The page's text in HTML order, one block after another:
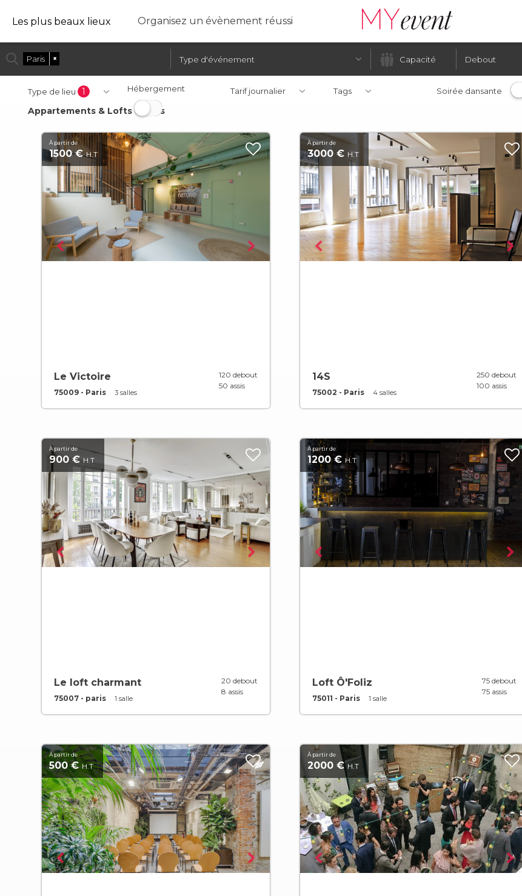
Les plus beaux lieux Organisez un évènement réussi
Paris × Debout
Type de lieu 1 Hébergement Tarif journalier Tags Soirée dansante
Appartements & Lofts à Paris
À partir de
1500 €H.T
Le Victoire
75009 - Paris 3 salles
120 debout
50 assis
À partir de
3000 € H.T
14S
75002 - Paris 4 salles
250 debout
100 assis
À partir de
900 € H.T
Le loft charmant
75007 - paris 1 salle
20 debout
8 assis
À partir de
1200 €H.T
Loft Ô'Foliz
75011 - Paris 1 salle
75 debout
75 assis
À partir de
500 €H.T
À partir de
2000 €H.T